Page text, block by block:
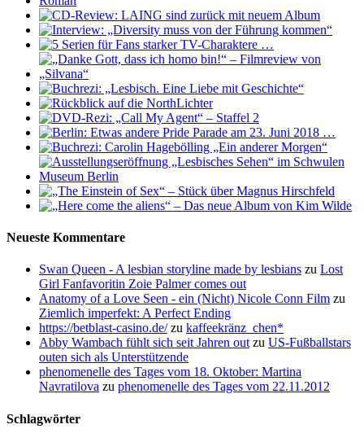
Neueste Kommentare
Swan Queen - A lesbian storyline made by lesbians zu Lost
Girl Fanfavoritin Zoie Palmer comes out
Anatomy of a Love Seen - ein (Nicht) Nicole Conn Film zu
Ziemlich imperfekt: A Perfect Ending
https://betblast-casino.de/zu kaffeekränz_chen*
Abby Wambach fühlt sich seit Jahren out zu US-Fußballstars
outen sich als Unterstützende
phenomenelle des Tages vom 18. Oktober: Martina
Navratilova zu phenomenelle des Tages vom 22.11.2012
Schlagwörter